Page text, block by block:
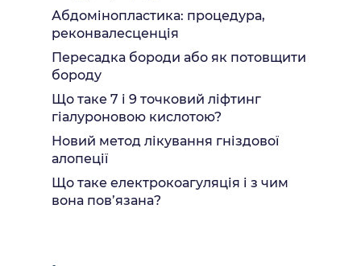
Абдомінопластика: процедура,
реконвалесценція
Пересадка бороди або як потовщити
бороду
Що таке 7 і 9 точковий ліфтинг
гіалуроновою кислотою?
Новий метод лікування гніздової
алопеції
Що таке електрокоагуляція і з чим
вона пов’язана?